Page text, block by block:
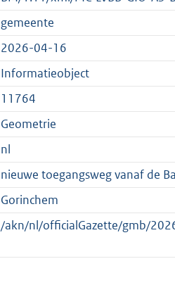
e
:
1
K
b
gemeente
2026-04-16
Informatieobject
11764
Geometrie
nl
nieuwe toegangsweg vanaf de
Gorinchem
/akn/nl/officialGazette/gmb/